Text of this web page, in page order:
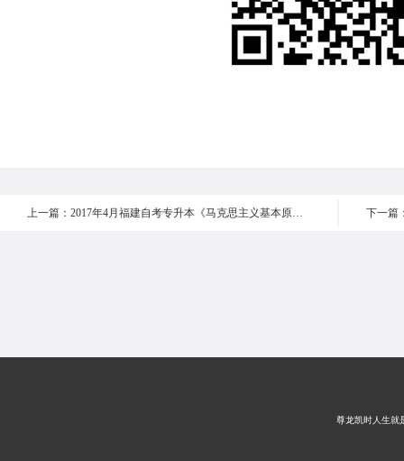
上一篇：2017年4月福建自考专升本《马克思主义基本原理概论 》真题 选择题6-10
尊龙凯时人生就